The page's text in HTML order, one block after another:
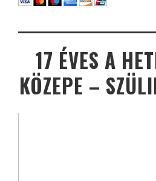
17 ÉVES A
KÖZEPE –